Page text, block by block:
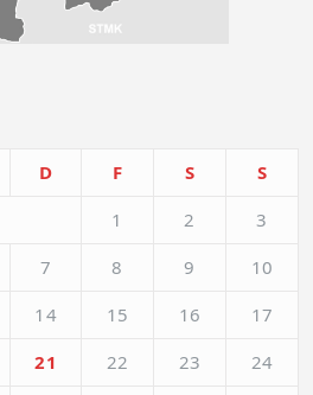
D F S
S
1
2
3
7 8 9
10
14 15 16
17
21 22 23
24